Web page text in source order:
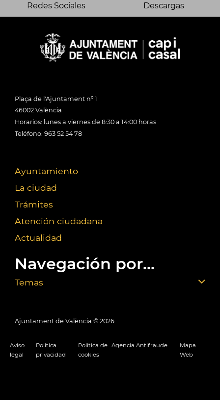
Redes Sociales Descargas
Plaça de l'Ajuntament nº 1
46002 València
Horarios: lunes a viernes de 8:30 a 14:00 horas
Teléfono: 963 52 54 78
Ayuntamiento
La ciudad
Trámites
Atención ciudadana
Actualidad
Navegación por...
Temas
Ajuntament de València © 2026
Aviso
legal
Política
privacidad
Política de
cookies
Agencia Antifraude
Mapa
Web